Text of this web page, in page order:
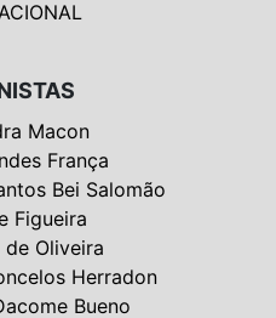
Macon
França
Bei Salomão
Figueira
de Oliveira
Herradon
Bueno